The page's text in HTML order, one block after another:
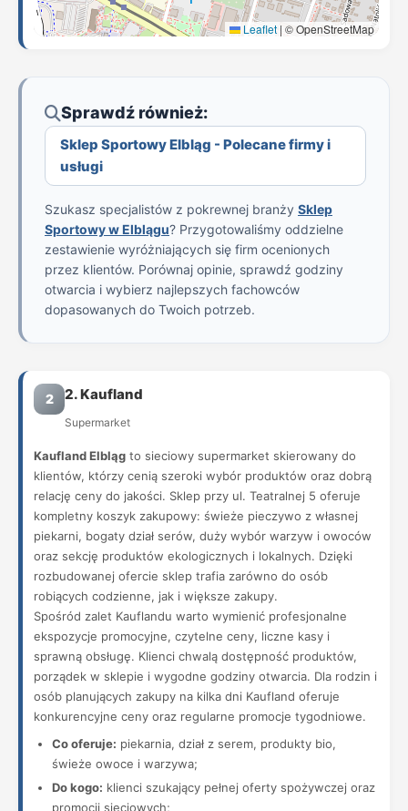
Leaflet | © OpenStreetMap
Sprawdź również:
Sklep Sportowy Elbląg - Polecane firmy i
usługi
Szukasz specjalistów z pokrewnej branży Sklep
Sportowy w Elblągu? Przygotowaliśmy oddzielne
zestawienie wyróżniających się firm ocenionych
przez klientów. Porównaj opinie, sprawdź godziny
otwarcia i wybierz najlepszych fachowców
dopasowanych do Twoich potrzeb.
2 2. Kaufland
Supermarket
Kaufland Elbląg to sieciowy supermarket skierowany do
klientów, którzy cenią szeroki wybór produktów oraz dobrą
relację ceny do jakości. Sklep przy ul. Teatralnej 5 oferuje
kompletny koszyk zakupowy: świeże pieczywo z własnej
piekarni, bogaty dział serów, duży wybór warzyw i owoców
oraz sekcję produktów ekologicznych i lokalnych. Dzięki
rozbudowanej ofercie sklep trafia zarówno do osób
robiących codzienne, jak i większe zakupy.
Spośród zalet Kauflandu warto wymienić profesjonalne
ekspozycje promocyjne, czytelne ceny, liczne kasy i
sprawną obsługę. Klienci chwalą dostępność produktów,
porządek w sklepie i wygodne godziny otwarcia. Dla rodzin i
osób planujących zakupy na kilka dni Kaufland oferuje
konkurencyjne ceny oraz regularne promocje tygodniowe.
Co oferuje: piekarnia, dział z serem, produkty bio,
świeże owoce i warzywa;
Do kogo: klienci szukający pełnej oferty spożywczej oraz
promocji sieciowych;